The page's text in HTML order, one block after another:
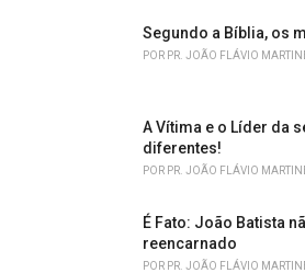
Segundo a Bíblia, os
POR PR. JOÃO FLÁVIO
A Vítima e o Líder da
diferentes!
POR PR. JOÃO FLÁVIO
É Fato: João Batista
reencarnado
POR PR. JOÃO FLÁVIO